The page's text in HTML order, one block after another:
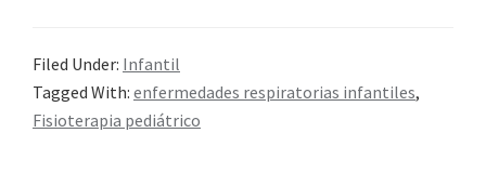
Filed Under: Infantil
Tagged With: enfermedades respiratorias infantiles,
Fisioterapia pediátrico